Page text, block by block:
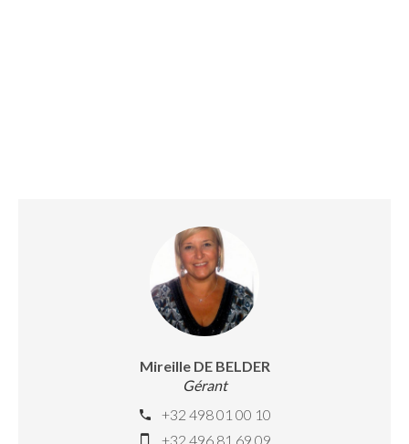
Mireille DE BELDER
Gérant
+32 498 01 00 10
+32 496 81 69 09